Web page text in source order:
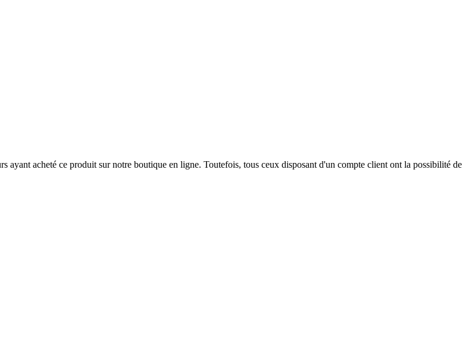
ayant acheté ce produit sur notre boutique en ligne. Toutefois, tous ceux disposant d'un compte client ont la possibilité de